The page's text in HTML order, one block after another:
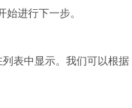
进行下一步。
表中显示。我们可以根据